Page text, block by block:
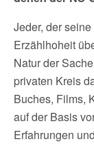
Jeder, der
Erzählhoheit
Natur der
privaten Kreis
Buches, Films,
auf der Basis
Erfahrungen